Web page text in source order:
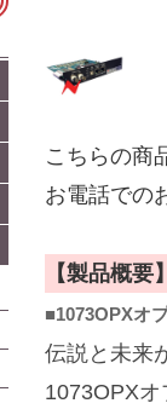
こちらの商
お電話での
【製品概要】
■1073OPXオ
伝説と未来
1073OPX